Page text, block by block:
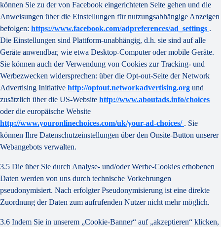
können Sie zu der von Facebook eingerichteten Seite gehen und die
Anweisungen über die Einstellungen für nutzungsabhängige Anzeigen
befolgen: https://www.facebook.com/adpreferences/ad_settings .
Die Einstellungen sind Plattform-unabhängig, d.h. sie sind auf alle
Geräte anwendbar, wie etwa Desktop-Computer oder mobile Geräte.
Sie können auch der Verwendung von Cookies zur Tracking- und
Werbezwecken widersprechen: über die Opt-out-Seite der Network
Advertising Initiative http://optout.networkadvertising.org und
zusätzlich über die US-Website http://www.aboutads.info/choices
oder die europäische Website
http://www.youronlinechoices.com/uk/your-ad-choices/ . Sie
können Ihre Datenschutzeinstellungen über den Onsite-Button unserer
Webangebots verwalten.
3.5 Die über Sie durch Analyse- und/oder Werbe-Cookies erhobenen
Daten werden von uns durch technische Vorkehrungen
pseudonymisiert. Nach erfolgter Pseudonymisierung ist eine direkte
Zuordnung der Daten zum aufrufenden Nutzer nicht mehr möglich.
3.6 Indem Sie in unserem „Cookie-Banner“ auf „akzeptieren“ klicken,